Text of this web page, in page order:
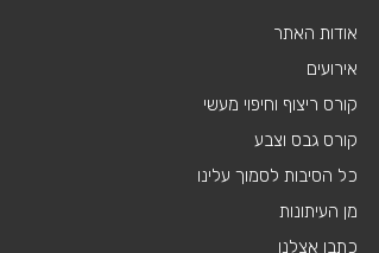
אודות האתר
אירועים
קורס ריצוף וחיפוי מעשי
קורס גבס וצבע
כל הסיבות לסמוך עלינו
מן העיתונות
כתבו אצלנו